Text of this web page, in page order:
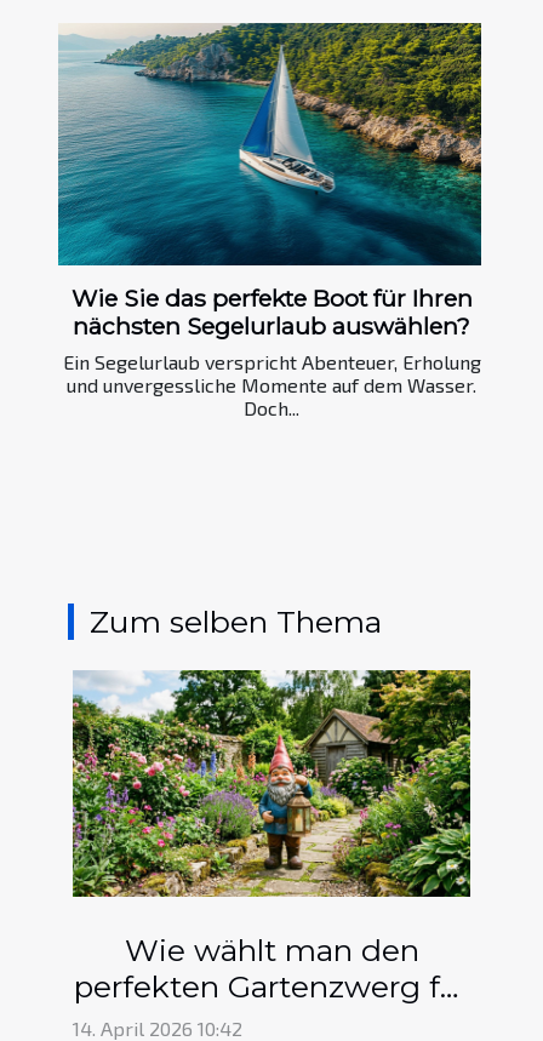
Wie Sie das perfekte Boot für Ihren
nächsten Segelurlaub auswählen?
Ein Segelurlaub verspricht Abenteuer, Erholung
und unvergessliche Momente auf dem Wasser.
Doch...
Zum selben Thema
Wie wählt man den
perfekten Gartenzwerg für
Ihren Garten aus?
14. April 2026 10:42